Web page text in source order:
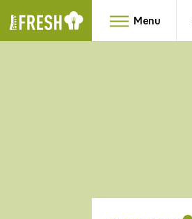
Menu
RYCHLOVKY